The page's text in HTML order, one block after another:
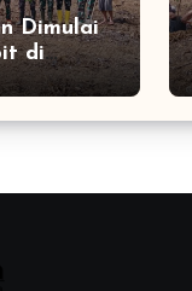
Dimulai
di